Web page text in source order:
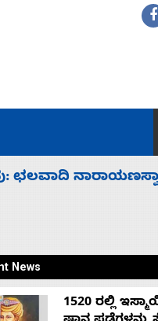
ರಾಜಕಾರಣಕ್ಕೆ:
News
1520 ರಲ್ಲಿ